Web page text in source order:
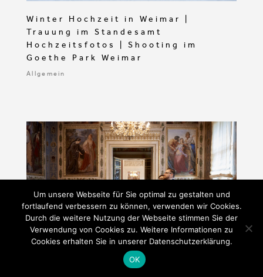
Winter Hochzeit in Weimar |
Trauung im Standesamt
Hochzeitsfotos | Shooting im
Goethe Park Weimar
Allgemein
Um unsere Webseite für Sie optimal zu gestalten und
fortlaufend verbessern zu können, verwenden wir Cookies.
Durch die weitere Nutzung der Webseite stimmen Sie der
Verwendung von Cookies zu. Weitere Informationen zu
Cookies erhalten Sie in unserer Datenschutzerklärung.
OK